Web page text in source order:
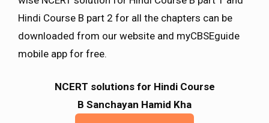
Hindi Course B part 2 for all the chapters can be
downloaded from our website and myCBSEguide
mobile app for free.
NCERT solutions for Hindi Course
B Sanchayan Hamid Kha